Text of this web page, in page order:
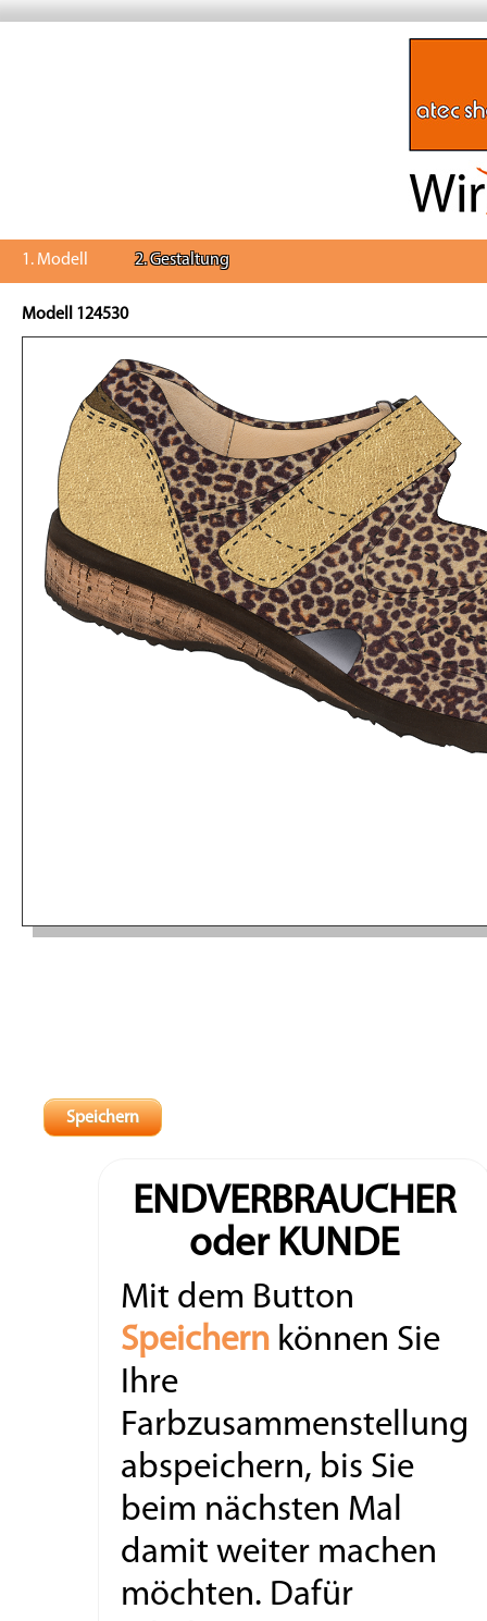
1. Modell 2. Gestaltung
Modell 124530
ENDVERBRAUCHER
oder KUNDE
Mit dem Button
Speichernkönnen Sie
Ihre
Farbzusammenstellung
abspeichern, bis Sie
beim nächsten Mal
damit weiter machen
möchten. Dafür